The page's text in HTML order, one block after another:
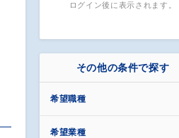
ログイン後に表示されます。
その他の条件で探す
希望職種
希望業種